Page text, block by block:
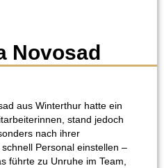
Novosad
aus Winterthur hatte ein
stand jedoch
nach ihrer
Personal einstellen –
führte zu Unruhe im Team,